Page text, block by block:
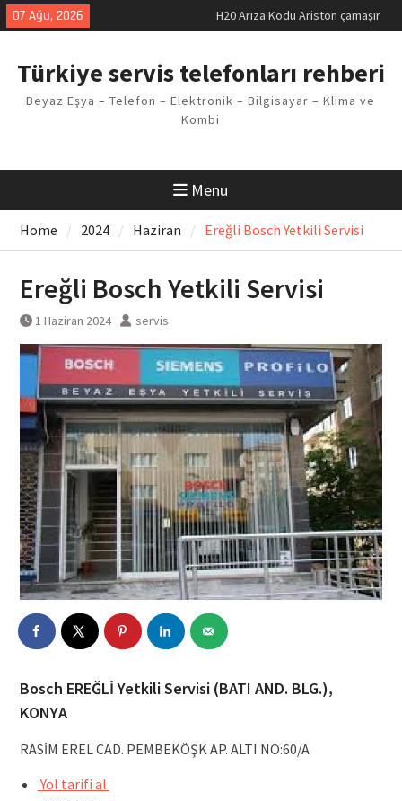
Skip
to
07 Ağu, 2026
H20 Arıza Kodu Ariston çamaşır
makinesi Sorunu
Arçelik buzdolabı F5 Hatası
Vaillant çamaşır makinesi E03
Arıza Kodu
Türkiye servis telefonları rehberi
Beyaz Eşya – Telefon – Elektronik – Bilgisayar – Klima ve
Kombi
Menu
Home 2024 Haziran Ereğli Bosch Yetkili Servisi
Ereğli Bosch Yetkili Servisi
1 Haziran 2024 servis
Bosch EREĞLİ Yetkili Servisi (BATI AND. BLG.),
KONYA
RASİM EREL CAD. PEMBEKÖŞK AP. ALTI NO:60/A
Yol tarifi al